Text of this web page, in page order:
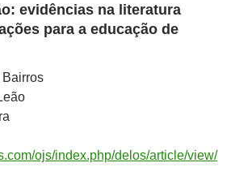
evidências na literatura
para a educação de
Bairros
ojs/index.php/delos/article/view/